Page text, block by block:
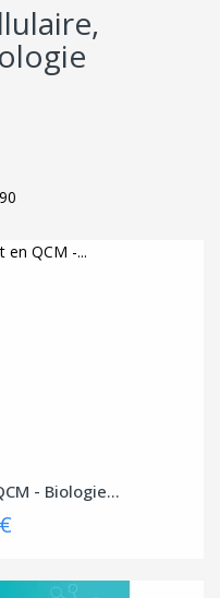
- Biologie...